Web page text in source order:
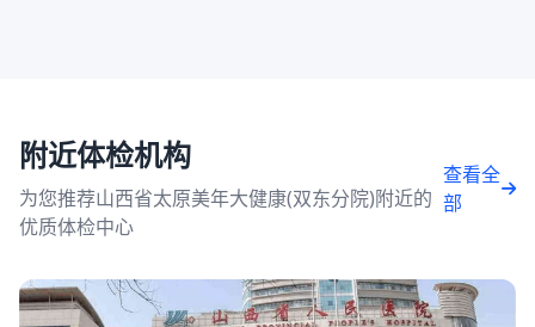
附近体检机构
为您推荐山西省太原美年大健康(双东分院)附近的
优质体检中心
查看全
部